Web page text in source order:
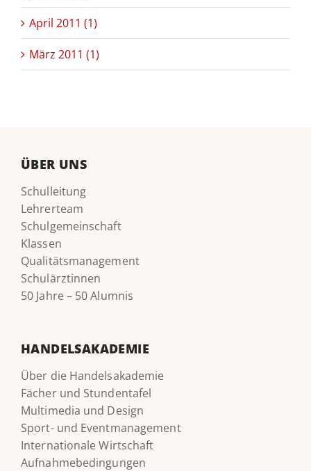
April 2011 (1)
März 2011 (1)
ÜBER UNS
Schulleitung
Lehrerteam
Schulgemeinschaft
Klassen
Qualitätsmanagement
Schulärztinnen
50 Jahre – 50 Alumnis
HANDELSAKADEMIE
Über die Handelsakademie
Fächer und Stundentafel
Multimedia und Design
Sport- und Eventmanagement
Internationale Wirtschaft
Aufnahmebedingungen